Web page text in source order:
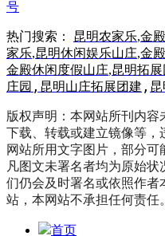
号
热门搜索： 昆明农家乐,金
家乐,昆明休闲娱乐山庄,金
金殿休闲度假山庄,昆明拓展
庄园 , 昆明山庄拓展团建 ,
版权声明：本网站所刊内
下载、转载或建立镜像等
网站所用文字图片，部分可
凡图文未署名者均为原始
们仍会及时署名或依照作
站，本网站不承担任何责任。
首页